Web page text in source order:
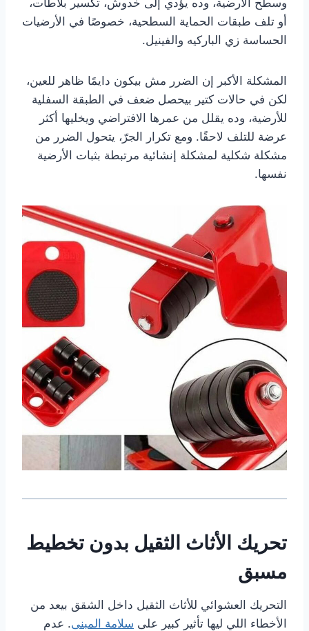
وسطح الأرضية، وده يؤدي إلى خدوش، تكسير بلاطات،
أو تلف طبقات الحماية السطحية، خصوصًا في الأرضيات
الحساسة زي الباركيه والفينيل.
المشكلة الأكبر إن الضرر مش بيكون دايمًا ظاهر للعين،
لكن في حالات كتير بيحصل ضعف في الطبقة السفلية
للأرضية، وده يقلل من عمرها الافتراضي ويخليها أكثر
عرضة للتلف لاحقًا. ومع تكرار الجرّ، يتحول الضرر من
مشكلة شكلية لمشكلة إنشائية مرتبطة بثبات الأرضية
نفسها.
تحريك الأثاث الثقيل بدون تخطيط
مسبق
التحريك العشوائي للأثاث الثقيل داخل الشقق بيعد من
الأخطاء اللي ليها تأثير كبير على سلامة المبنى. عدم